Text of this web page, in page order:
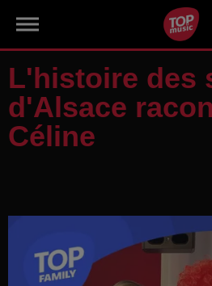
L'histoire des
d'Alsace
Céline